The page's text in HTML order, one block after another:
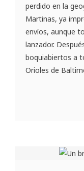
perdido en la
Martinas, ya
envíos, aunque
lanzador.
boquiabiertos a
Orioles de